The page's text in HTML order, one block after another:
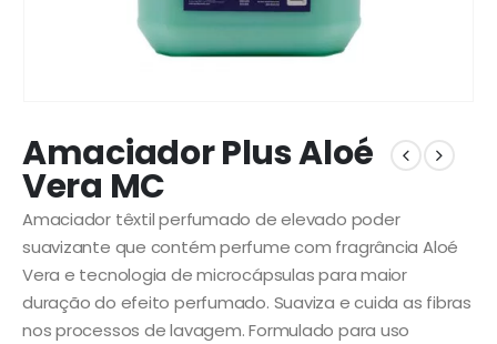
Amaciador Plus Aloé
Vera MC
Amaciador têxtil perfumado de elevado poder
suavizante que contém perfume com fragrância Aloé
Vera e tecnologia de microcápsulas para maior
duração do efeito perfumado. Suaviza e cuida as fibras
nos processos de lavagem. Formulado para uso